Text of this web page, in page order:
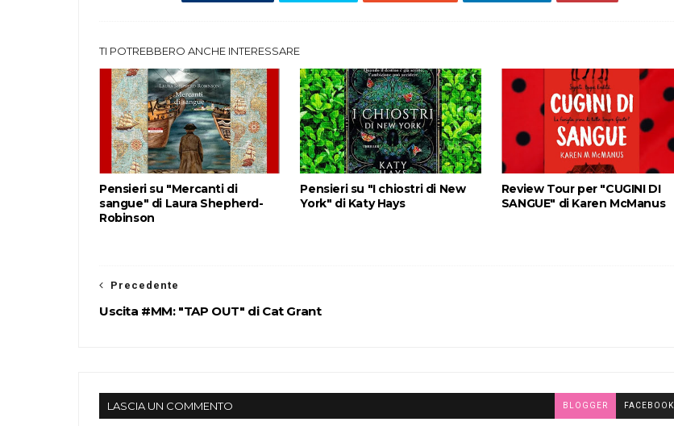
TI POTREBBERO ANCHE INTERESSARE
Pensieri su "Mercanti di
sangue" di Laura Shepherd-
Robinson
Pensieri su "I chiostri di New
York" di Katy Hays
Review Tour per "CUGINI DI
SANGUE" di Karen McManus
Precedente
Uscita #MM: "TAP OUT" di Cat Grant
LASCIA UN COMMENTO BLOGGER FACEBOOK